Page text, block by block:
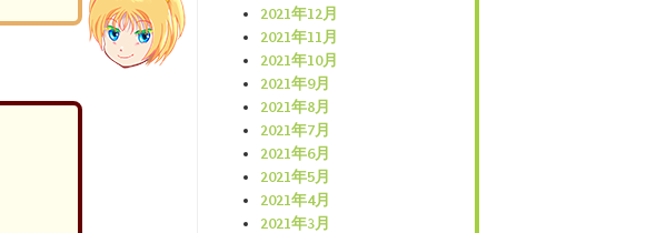
2021年12月
2021年11月
2021年10月
2021年9月
2021年8月
2021年7月
2021年6月
2021年5月
2021年4月
2021年3月